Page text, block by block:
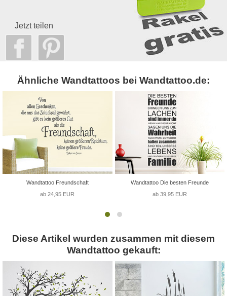
Jetzt teilen
Ähnliche Wandtattoos bei Wandtattoo.de:
Wandtattoo Freundschaft
ab 24,95 EUR
Wandtattoo Die besten Freunde
ab 39,95 EUR
Diese Artikel wurden zusammen mit diesem
Wandtattoo gekauft: